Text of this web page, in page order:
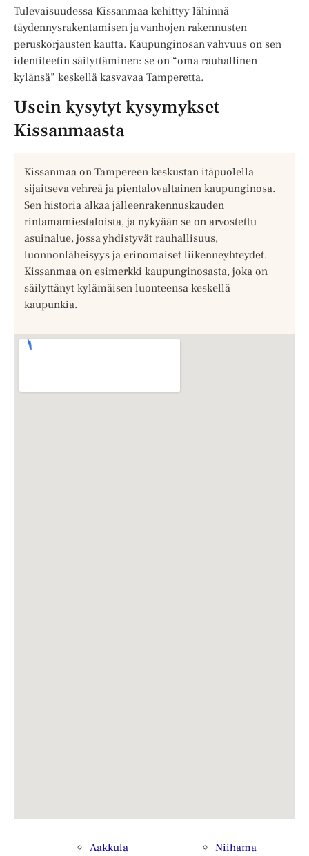
Tulevaisuudessa Kissanmaa kehittyy lähinnä
täydennysrakentamisen ja vanhojen rakennusten
peruskorjausten kautta. Kaupunginosan vahvuus on sen
identiteetin säilyttäminen: se on “oma rauhallinen
kylänsä” keskellä kasvavaa Tamperetta.
Usein kysytyt kysymykset
Kissanmaasta
Kissanmaa on Tampereen keskustan itäpuolella
sijaitseva vehreä ja pientalovaltainen kaupunginosa.
Sen historia alkaa jälleenrakennuskauden
rintamamiestaloista, ja nykyään se on arvostettu
asuinalue, jossa yhdistyvät rauhallisuus,
luonnonläheisyys ja erinomaiset liikenneyhteydet.
Kissanmaa on esimerkki kaupunginosasta, joka on
säilyttänyt kylämäisen luonteensa keskellä
kaupunkia.
Aakkula
Niihama